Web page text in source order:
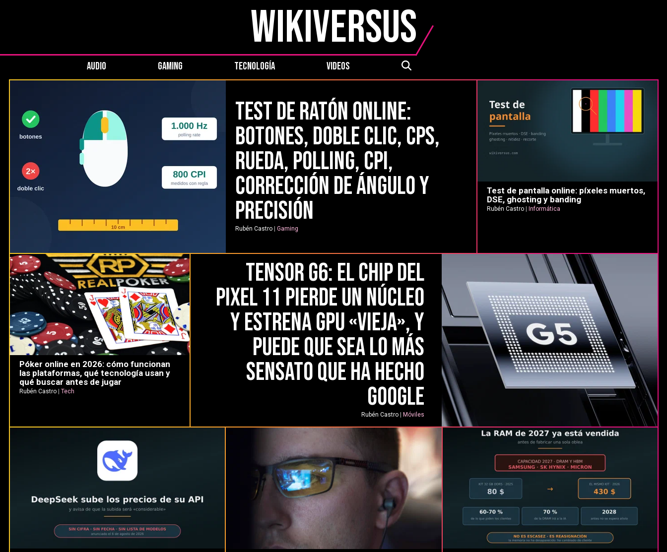
WikiVersus
AUDIO GAMING TECNOLOGÍA VIDEOS
Test de ratón online:
botones, doble clic, CPS,
rueda, polling, CPI,
corrección de ángulo y
precisión
Rubén Castro| Gaming
Test de pantalla online: píxeles muertos,
DSE, ghosting y banding
Rubén Castro Informática
Póker online en 2026: cómo funcionan
las plataformas, qué tecnología usan y
qué buscar antes de jugar
Rubén Castro| Tech
Tensor G6: el chip del
Pixel 11 pierde un núcleo
y estrena GPU «vieja», y
puede que sea lo más
sensato que ha hecho
Google
Rubén Castro| Móviles